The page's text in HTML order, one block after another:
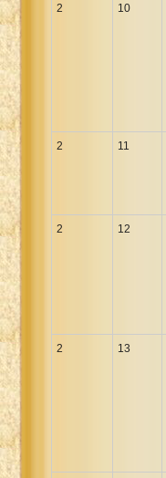
2 10
2 11
2 12
2 13